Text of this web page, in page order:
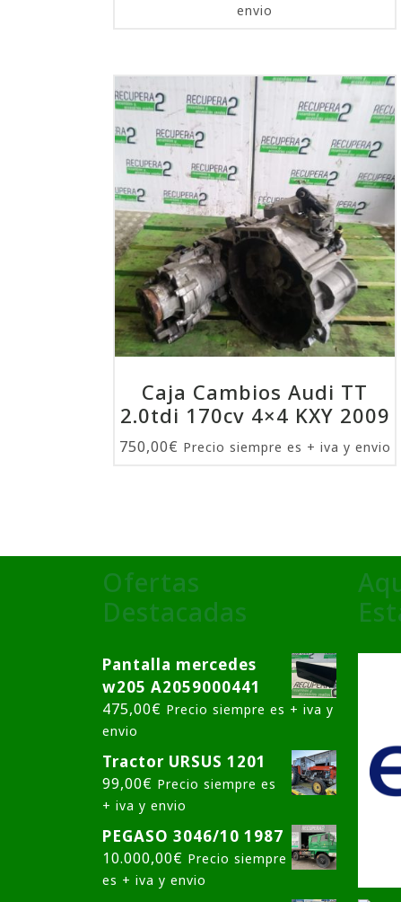
envio
Caja Cambios Audi TT
2.0tdi 170cv 4×4 KXY 2009
750,00€ Precio siempre es + iva y envio
Ofertas
Destacadas
Pantalla mercedes
w205 A2059000441
475,00€ Precio siempre es + iva y
envio
Tractor URSUS 1201
99,00€ Precio siempre es
+ iva y envio
PEGASO 3046/10 1987
10.000,00€ Precio siempre
es + iva y envio